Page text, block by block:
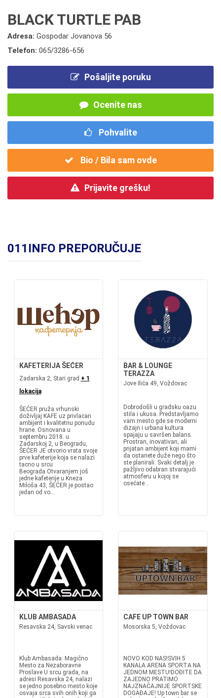
BLACK TURTLE PAB
Adresa: Gospodar Jovanova 56
Telefon: 065/3286-656
Pošaljite poruku
Ocenite nas
Pohvalite
Bio / Bila sam ovde
Prijavite grešku!
011INFO PREPORUČUJE
KAFETERIJA ŠEĆER
Zadarska 2, Stari grad + 1
lokacija
ŠEĆER pruža vrhunski
doživljaj KAFE uz privlacan
ambijent i kvalitetnu ponudu
hrane. Osnovana u
septembru 2018. u
Zadarskoj 2, u Beogradu,
ŠEĆER JE otvorio vrata svoje
prve kafeterije koja se nalazi
tacno u srcu
Beograda.Otvaranjem još
jedne kafeterije u Kneza
Miloša 43, ŠEĆER je postao
jedan od vo...
BAR & LOUNGE
TERAZZA
Jove Ilića 49, Voždovac
Dobrodošli u gradsku oazu
stila i ukusa. Predstavljamo
vam mesto gde se moderni
dizajn i urbana kultura
spajaju u savršen balans.
Prostran, inovativan, ali
prijatan ambijent koji mami
da ostanete duže nego što
ste planirali. Svaki detalj je
pažljivo odabran stvarajući
atmosferu u kojoj se
osećate...
KLUB AMBASADA
Resavska 24, Savski venac
Klub Ambasada: Magično
Mesto za Nezaboravne
Proslave U srcu grada, na
adresi Resavska 24, nalazi
se jedno posebno mesto koje
osvaja srca svih onih koji ga
CAFE UP TOWN BAR
Mosorska 5, Voždovac
NOVO KOD NAS!SVIH 5
KANALA ARENA SPORTA NA
JEDNOM MESTU!DOĐITE DA
ZAJEDNO PRATIMO
NAJZNAČAJNIJE SPORTSKE
DOGAĐAJE! Up town bar se